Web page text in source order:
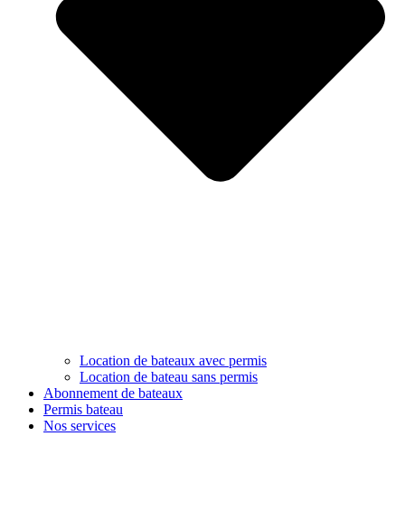
Location de bateaux avec permis
Location de bateau sans permis
Abonnement de bateaux
Permis bateau
Nos services